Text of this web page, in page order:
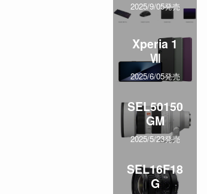
2025/9/05発売
Xperia 1
Ⅶ
2025/6/05発売
SEL50150
GM
2025/5/23発売
SEL16F18
G